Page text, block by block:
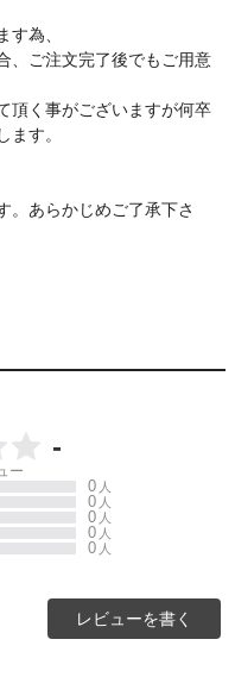
為、
、ご注文完了後でもご用意
頂く事がございますが何卒
ます。
。あらかじめご了承下さ
-
ー
0 人
0 人
0 人
0 人
0 人
レビューを書く